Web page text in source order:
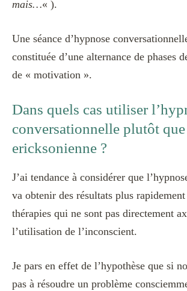
mais…« ).
Une séance d’hypnose
constituée d’une alternance de phases
de « motivation ».
Dans quels cas utiliser
conversationnelle plutôt
ericksonienne ?
J’ai tendance à considérer que
va obtenir des résultats plus
thérapies qui ne sont pas directement
l’utilisation de l’inconscient.
Je pars en effet de l’hypothèse que si
pas à résoudre un problème